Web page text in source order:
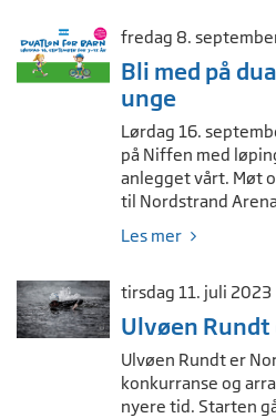
fredag 8.
Bli med på
unge
Lørdag 16.
på Niffen med
anlegget vårt. Møt
til Nordstrand
Les mer
tirsdag 11. juli 2023
Ulvøen Rundt
Ulvøen Rundt er
konkurranse og
nyere tid. Starten